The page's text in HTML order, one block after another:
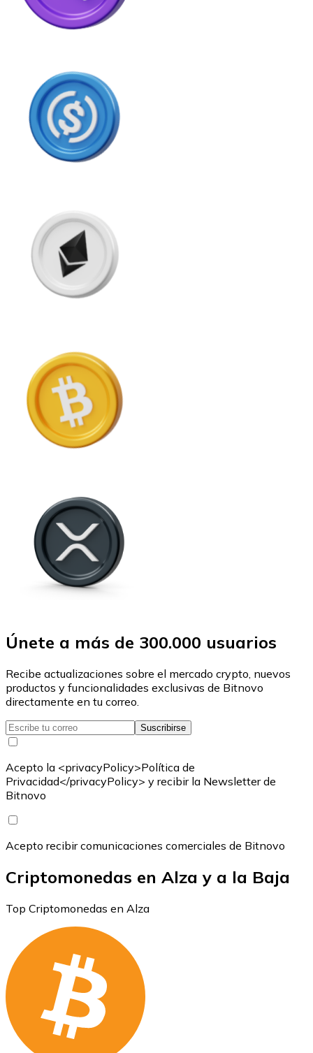
Únete a más de 300.000 usuarios
Recibe actualizaciones sobre el mercado crypto, nuevos
productos y funcionalidades exclusivas de Bitnovo
directamente en tu correo.
Suscribirse
Acepto la <privacyPolicy>Política de
Privacidad</privacyPolicy> y recibir la Newsletter de
Bitnovo
Acepto recibir comunicaciones comerciales de Bitnovo
Criptomonedas en Alza y a la Baja
Top Criptomonedas en Alza